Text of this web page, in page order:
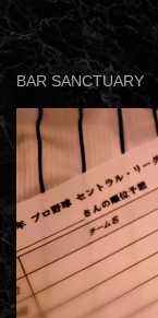
BAR SANCTUARY